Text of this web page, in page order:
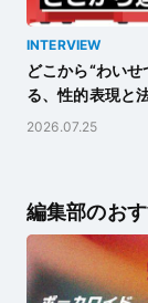
INTERVIEW
どこから“わい
る、性的表現と
2026.07.25
編集部のお